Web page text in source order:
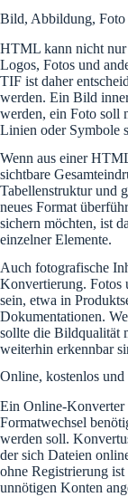
Bild, Abbildung, Foto
HTML kann nicht nur
Logos, Fotos und
TIF ist daher
werden. Ein Bild
werden, ein Foto soll
Linien oder Symbole
Wenn aus einer
sichtbare
Tabellenstruktur und
neues Format
sichern möchten, ist
einzelner Elemente.
Auch fotografische
Konvertierung. Fotos
sein, etwa in
Dokumentationen.
sollte die Bildqualität
weiterhin erkennbar
Online, kostenlos
Ein Online-Konverter
Formatwechsel
werden soll.
der sich Dateien
ohne Registrierung
unnötigen Konten